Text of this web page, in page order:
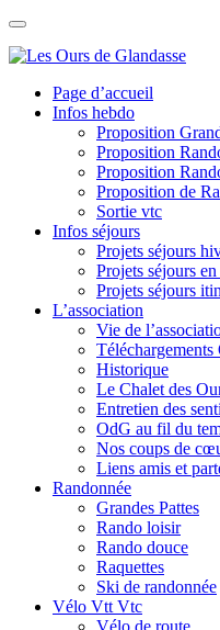
Skip
content
Page d’accueil
Infos hebdo
Proposition
Proposition
Proposition
Proposition de
Sortie vtc
Infos séjours
Projets séjours
Projets séjours
Projets séjours
L’association
Vie de
Historique
Le Chalet des
Entretien des
OdG au fil du
Nos coups de
Liens amis et
Randonnée
Grandes Pattes
Rando loisir
Rando douce
Raquettes
Ski de randonnée
Vélo Vtt Vtc
Vélo de route